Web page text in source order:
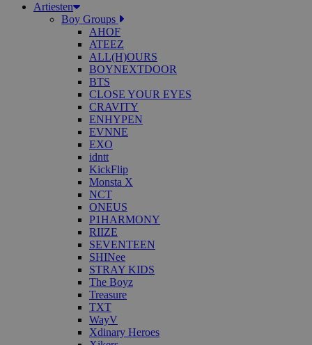
Artiesten
Boy Groups
AHOF
ATEEZ
ALL(H)OURS
BOYNEXTDOOR
BTS
CLOSE YOUR EYES
CRAVITY
ENHYPEN
EVNNE
EXO
idntt
KickFlip
Monsta X
NCT
ONEUS
P1HARMONY
RIIZE
SEVENTEEN
SHINee
STRAY KIDS
The Boyz
Treasure
TXT
WayV
Xdinary Heroes